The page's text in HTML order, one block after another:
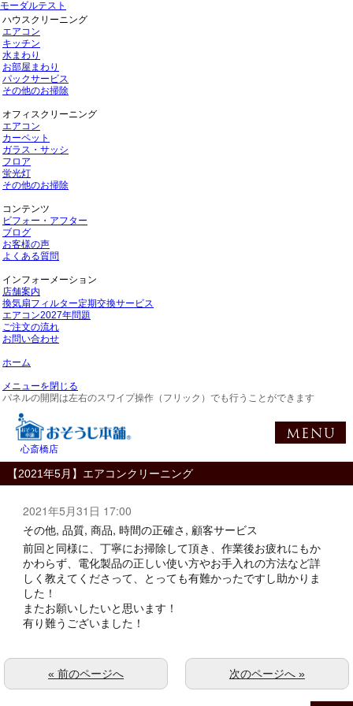
モーダルテスト
ハウスクリーニング
エアコン
キッチン
水まわり
お部屋まわり
パックサービス
その他のお掃除
オフィスクリーニング
エアコン
カーペット
ガラス・サッシ
フロア
蛍光灯
その他のお掃除
コンテンツ
ビフォー・アフター
ブログ
お客様の声
よくある質問
インフォーメーション
店舗案内
換気扇フィルター定期交換サービス
エアコン2027年問題
ご注文の流れ
お問い合わせ
ホーム
メニューを閉じる
パネルの開閉は左右のスワイプ操作（フリック）でも行うことができます
心斎橋店
【2021年5月】エアコンクリーニング
2021年5月31日 17:00
その他, 品質, 商品, 時間の正確さ, 顧客サービス
前回と同様に、丁寧にお掃除して頂き、作業後お疲れにもか
かわらず、電化製品の正しい使い方やお手入れの方法など詳
しく教えてくださって、とっても有難かったですし助かりま
した！
またお願いしたいと思います！
有り難うございました！
次のページへ »
« 前のページへ